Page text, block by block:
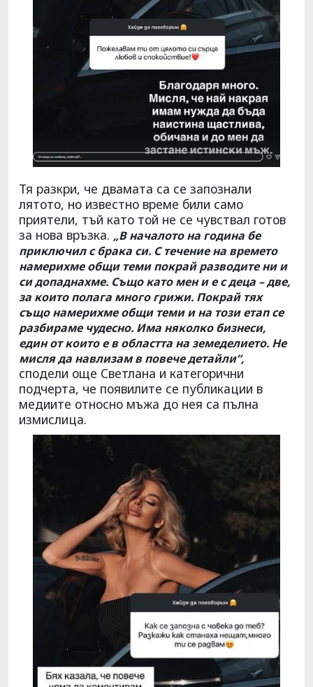
Тя разкри, че двамата са се запознали
лятото, но известно време били само
приятели, тъй като той не се чувствал готов
за нова връзка. „В началото на година бе
приключил с брака си. С течение на времето
намерихме общи теми покрай разводите ни и
си допаднахме. Също като мен и е с деца – две,
за които полага много грижи. Покрай тях
също намерихме общи теми и на този етап се
разбираме чудесно. Има няколко бизнеси,
един от които е в областта на земеделието. Не
мисля да навлизам в повече детайли“,
сподели още Светлана и категорични
подчерта, че появилите се публикации в
медиите относно мъжа до нея са пълна
измислица.